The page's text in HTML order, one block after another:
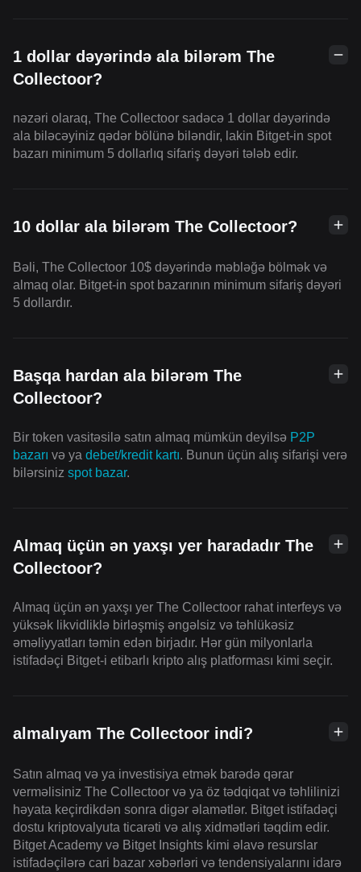
1 dollar dəyərində ala bilərəm The
Collectoor?
nəzəri olaraq, The Collectoor sadəcə 1 dollar dəyərində
ala biləcəyiniz qədər bölünə biləndir, lakin Bitget-in spot
bazarı minimum 5 dollarlıq sifariş dəyəri tələb edir.
10 dollar ala bilərəm The Collectoor?
Bəli, The Collectoor 10$ dəyərində məbləğə bölmək və
almaq olar. Bitget-in spot bazarının minimum sifariş dəyəri
5 dollardır.
Başqa hardan ala bilərəm The
Collectoor?
Bir token vasitəsilə satın almaq mümkün deyilsə P2P
bazarı və ya debet/kredit kartı. Bunun üçün alış sifarişi verə
bilərsiniz spot bazar.
Almaq üçün ən yaxşı yer haradadır The
Collectoor?
Almaq üçün ən yaxşı yer The Collectoor rahat interfeys və
yüksək likvidliklə birləşmiş əngəlsiz və təhlükəsiz
əməliyyatları təmin edən birjadır. Hər gün milyonlarla
istifadəçi Bitget-i etibarlı kripto alış platforması kimi seçir.
almalıyam The Collectoor indi?
Satın almaq və ya investisiya etmək barədə qərar
verməlisiniz The Collectoor və ya öz tədqiqat və təhlilinizi
həyata keçirdikdən sonra digər əlamətlər. Bitget istifadəçi
dostu kriptovalyuta ticarəti və alış xidmətləri təqdim edir.
Bitget Academy və Bitget Insights kimi əlavə resurslar
istifadəçilərə cari bazar xəbərləri və tendensiyalarını idarə